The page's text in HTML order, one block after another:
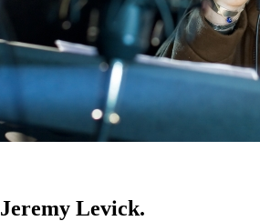
Jeremy Levick.